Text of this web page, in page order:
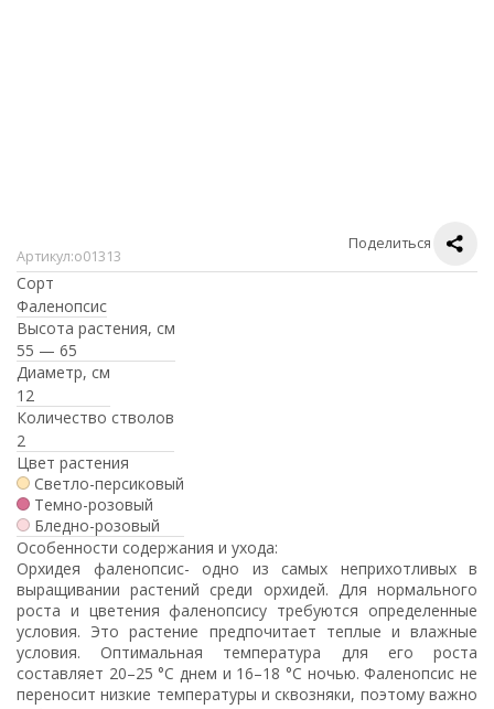
Артикул:о01313
Поделиться
Сорт
Фаленопсис
Высота растения, см
55 — 65
Диаметр, см
12
Количество стволов
2
Цвет растения
Светло-персиковый
Темно-розовый
Бледно-розовый
Особенности содержания и ухода:
Орхидея фаленопсис- одно из самых неприхотливых в
выращивании растений среди орхидей. Для нормального
роста и цветения фаленопсису требуются определенные
условия. Это растение предпочитает теплые и влажные
условия. Оптимальная температура для его роста
составляет 20–25 °C днем и 16–18 °C ночью. Фаленопсис не
переносит низкие температуры и сквозняки, поэтому важно